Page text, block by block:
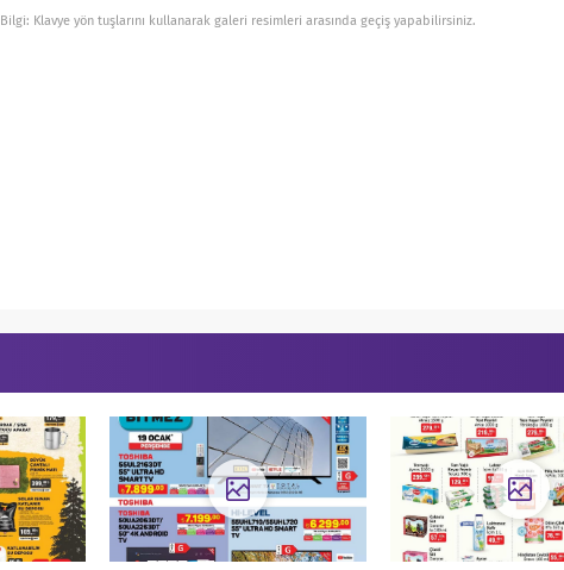
Bilgi: Klavye yön tuşlarını kullanarak galeri resimleri arasında geçiş yapabilirsiniz.